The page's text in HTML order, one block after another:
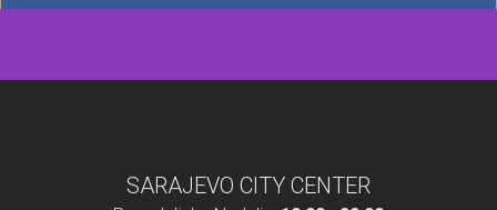
SARAJEVO CITY CENTER